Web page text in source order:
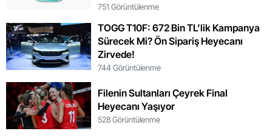
751 Görüntülenme
TOGG T10F: 672 Bin TL’lik Kampanya
Sürecek Mi? Ön Sipariş Heyecanı
Zirvede!
744 Görüntülenme
Filenin Sultanları Çeyrek Final
Heyecanı Yaşıyor
528 Görüntülenme